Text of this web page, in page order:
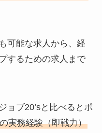
可能な求人から、経
するための求人まで
ョブ20’sと比べるとポ
実務経験（即戦力）